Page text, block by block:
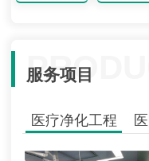
服务项目
医疗净化工程